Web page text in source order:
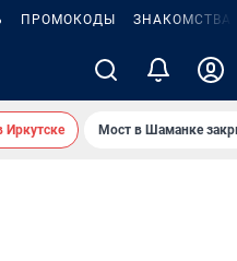
ПРОМОКОДЫ ЗНАКОМСТВА
Иркутске Мост в Шаманке